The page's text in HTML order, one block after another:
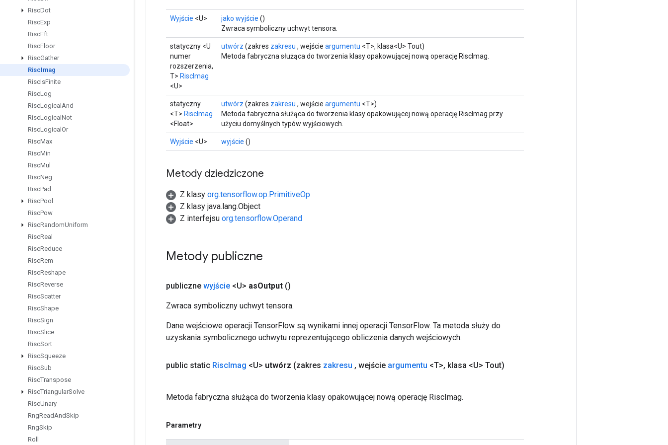
RiscDot
RiscExp
RiscFft
RiscFloor
RiscGather
RiscImag
RiscIsFinite
RiscLog
RiscLogical And
RiscLogical Not
RiscLogical Or
RiscMax
RiscMin
RiscMul
RiscNeg
RiscPad
RiscPool
RiscPow
RiscRandomUniform
RiscReal
RiscReduce
RiscRem
RiscReshape
RiscReverse
RiscScatter
RiscShape
RiscSign
RiscSlice
RiscSort
RiscSqueeze
RiscSub
RiscTranspose
RiscTriangularSolve
RiscUnary
RngReadAndSkip
RngSkip
Roll
Wyjście <U> jako wyjście ()
Zwraca symboliczny uchwyt tensora.
statyczny <U
numer
rozszerzenia,
T> RiscImag
<U>
utwórz (zakres zakresu , wejście argumentu <T>, klasa<U> Tout)
Metoda fabryczna służąca do tworzenia klasy opakowującej nową operację RiscImag.
statyczny
<T> RiscImag
<Float>
utwórz (zakres zakresu , wejście argumentu <T>)
Metoda fabryczna służąca do tworzenia klasy opakowującej nową operację RiscImag przy
użyciu domyślnych typów wyjściowych.
Wyjście <U> wyjście ()
Metody dziedziczone
Z klasy org.tensorflow.op.PrimitiveOp
Z klasy java.lang.Object
Z interfejsu org.tensorflow.Operand
Metody publiczne
publiczne wyjście <U> asOutput ()
Zwraca symboliczny uchwyt tensora.
Dane wejściowe operacji TensorFlow są wynikami innej operacji TensorFlow. Ta metoda służy do
uzyskania symbolicznego uchwytu reprezentującego obliczenia danych wejściowych.
public static RiscImag <U> utwórz (zakres zakresu , wejście argumentu <T>, klasa <U> Tout)
Metoda fabryczna służąca do tworzenia klasy opakowującej nową operację RiscImag.
Parametry